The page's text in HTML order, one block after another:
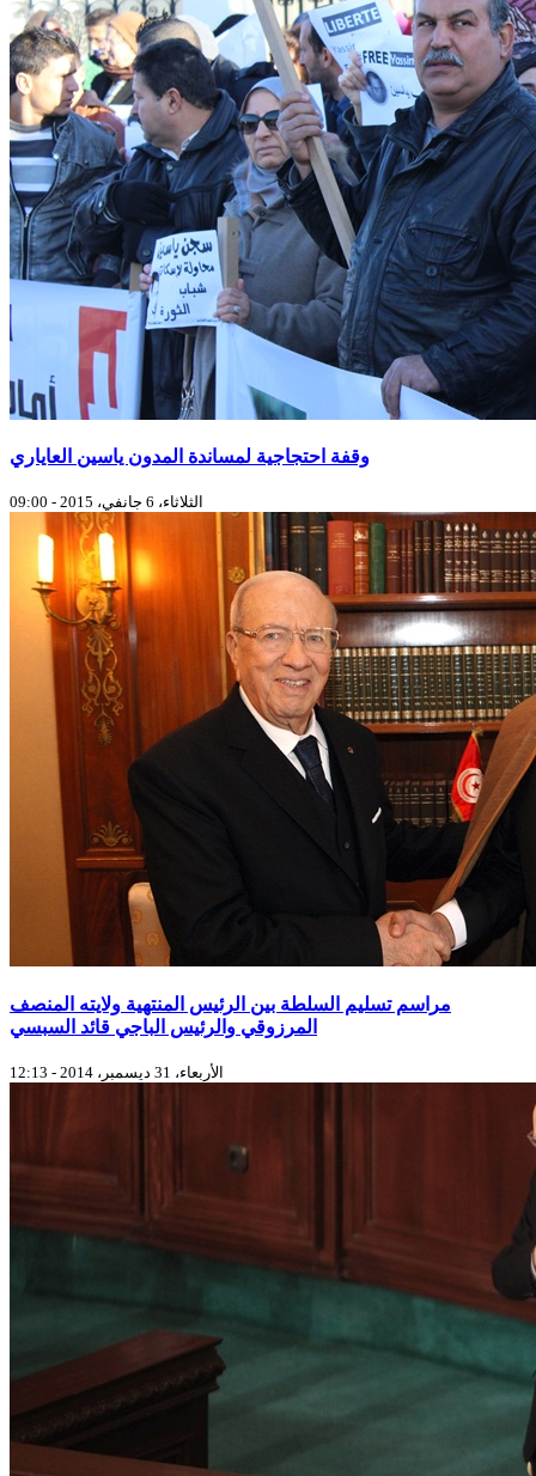
وقفة احتجاجية لمساندة المدون ياسين العاياري
الثلاثاء، 6 جانفي، 2015 - 09:00
مراسم تسليم السلطة بين الرئيس المنتهية ولايته المنصف
المرزوقي والرئيس الباجي قائد السبسي
الأربعاء، 31 ديسمبر، 2014 - 12:13